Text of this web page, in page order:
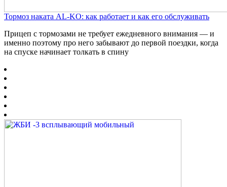
Тормоз наката AL-KO: как работает и как его обслуживать
Прицеп с тормозами не требует ежедневного внимания — и
именно поэтому про него забывают до первой поездки, когда
на спуске начинает толкать в спину